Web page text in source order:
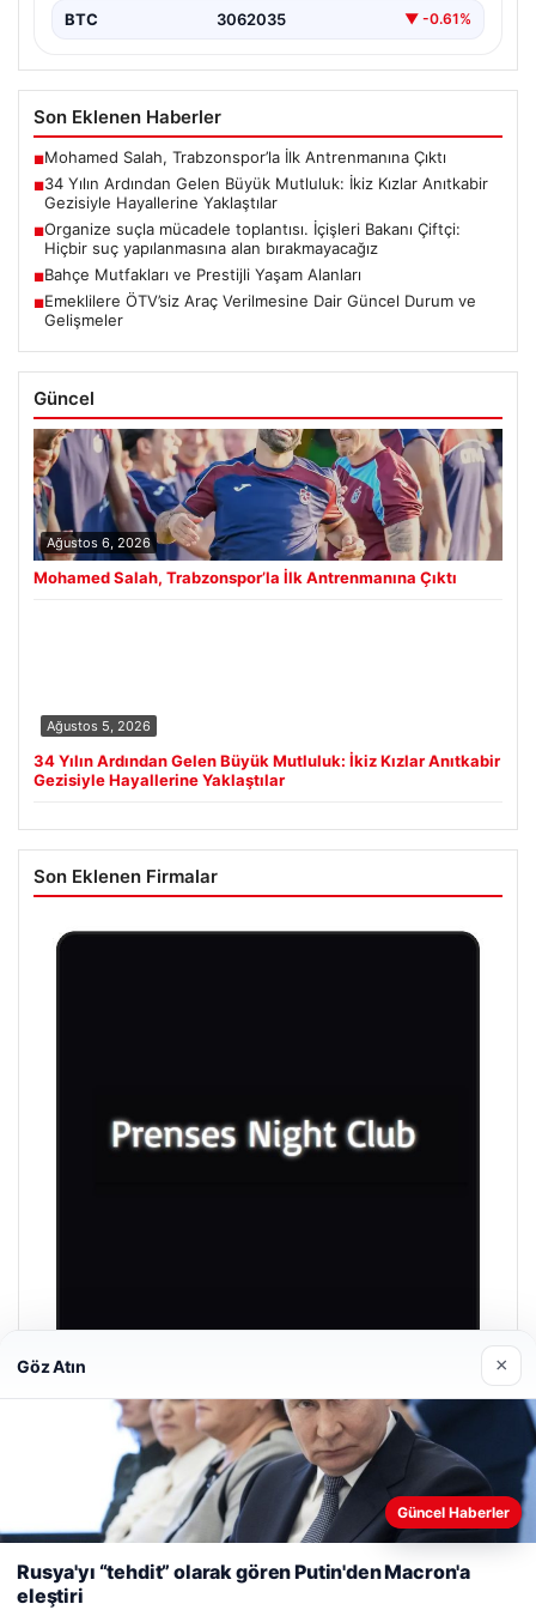
BTC 3062035 ▼ -0.61%
Son Eklenen Haberler
■Mohamed Salah, Trabzonspor’la İlk Antrenmanına Çıktı
■34 Yılın Ardından Gelen Büyük Mutluluk: İkiz Kızlar Anıtkabir
Gezisiyle Hayallerine Yaklaştılar
■Organize suçla mücadele toplantısı. İçişleri Bakanı Çiftçi:
Hiçbir suç yapılanmasına alan bırakmayacağız
■Bahçe Mutfakları ve Prestijli Yaşam Alanları
■Emeklilere ÖTV’siz Araç Verilmesine Dair Güncel Durum ve
Gelişmeler
Güncel
Ağustos 6, 2026
Mohamed Salah, Trabzonspor’la İlk Antrenmanına Çıktı
Ağustos 5, 2026
34 Yılın Ardından Gelen Büyük Mutluluk: İkiz Kızlar Anıtkabir
Gezisiyle Hayallerine Yaklaştılar
Son Eklenen Firmalar
Prenses Night Club
Nisan 29, 2026
Web sitemizi nasıl kullandığınızı daha iyi anlayabilmek,
kullanıyoruz.Çerez Politikamız
Göz Atın ×
Güncel Haberler
Rusya'yı “tehdit” olarak gören Putin'den Macron'a
eleştiri